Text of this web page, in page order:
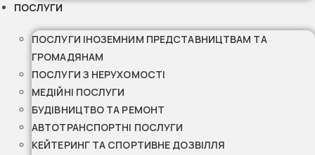
ПОСЛУГИ
ПОСЛУГИ ІНОЗЕМНИМ ПРЕДСТАВНИЦТВАМ ТА
ГРОМАДЯНАМ
ПОСЛУГИ З НЕРУХОМОСТІ
МЕДІЙНІ ПОСЛУГИ
БУДІВНИЦТВО ТА РЕМОНТ
АВТОТРАНСПОРТНІ ПОСЛУГИ
КЕЙТЕРИНГ ТА СПОРТИВНЕ ДОЗВІЛЛЯ